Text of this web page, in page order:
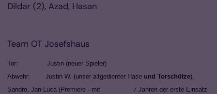
Dildar (2), Azad, Hasan
Team OT Josefshaus
Tor: Justin (neuer Spieler)
Abwehr: Justin W. (unser altgedienter Hase und Torschütze),
Sandro, Jan-Luca (Premiere - mit 7 Jahren der erste Einsatz